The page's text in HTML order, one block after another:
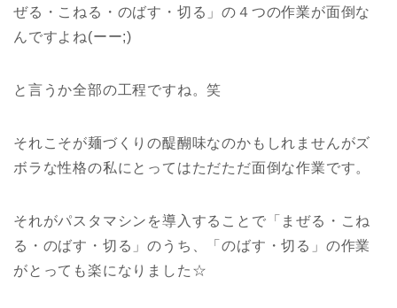
ぜる・こねる・のばす・切る」の４つの作業が面倒な
んですよね(ーー;)
と言うか全部の工程ですね。笑
それこそが麺づくりの醍醐味なのかもしれませんがズ
ボラな性格の私にとってはただただ面倒な作業です。
それがパスタマシンを導入することで「まぜる・こね
る・のばす・切る」のうち、「のばす・切る」の作業
がとっても楽になりました☆